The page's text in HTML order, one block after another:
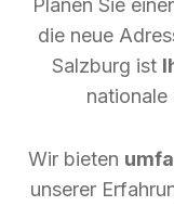
Planen Sie
die neue
Salzburg ist
nationale
Wir bieten
unserer